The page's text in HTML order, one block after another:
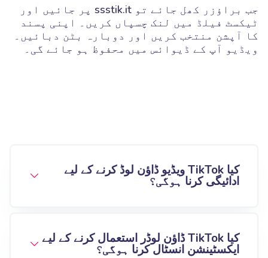
جب براؤزر کھل جائے تو ssstik.it پر جائیں اور
ٹیکسٹ فیلڈ میں لنک چسپاں کریں۔ اپنی پسند
کا آپشن منتخب کریں اور دوبارہ بٹن دبائیں۔
ویڈیو آپ کے ڈیوائس میں محفوظ ہو جائے گی۔
کیا TikTok ویڈیو ڈاؤن لوڈ کرنے کے لیے
ادائیگی کرنا ہوگی؟
کیا TikTok ڈاؤن لوڈر استعمال کرنے کے لیے
ایکسٹینشن انسٹال کرنا ہوگی؟